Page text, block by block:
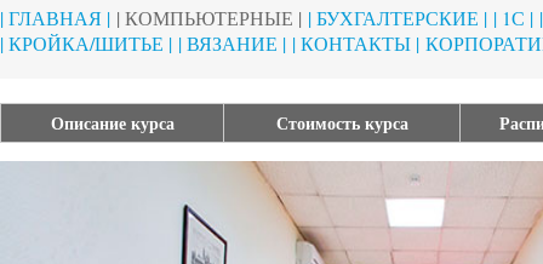
| ГЛАВНАЯ | | КОМПЬЮТЕРНЫЕ | | БУХГАЛТЕРСКИЕ | | 1С |
| КРОЙКА/ШИТЬЕ | | ВЯЗАНИЕ | | КОНТАКТЫ |
Описание курса Стоимость курса